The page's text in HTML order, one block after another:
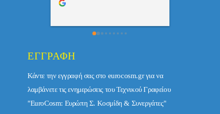
ΕΓΓΡΑΦΉ
Κάντε την εγγραφή σας στο eurocosm.gr για να
λαμβάνετε τις ενημερώσεις του Τεχνικού Γραφείου
"EuroCosm: Ευρώπη Σ. Κοσμίδη & Συνεργάτες"